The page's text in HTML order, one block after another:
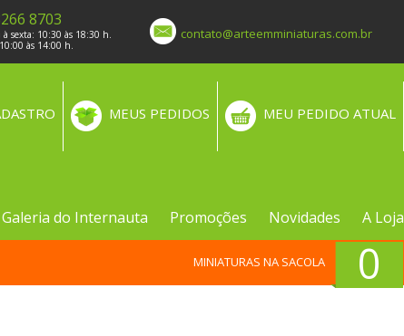
8703
à sexta: 10:30 às 18:30 h.
às 14:00 h.
contato@arteemminiaturas.com.br
MEU PEDIDO ATUAL
MEUS PEDIDOS
Galeria do Internauta Promoções Novidades A Loja
0
MINIATURAS NA SACOLA